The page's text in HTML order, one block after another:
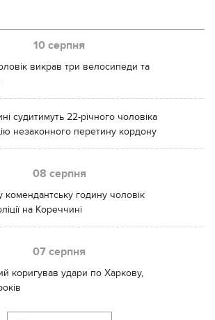
10 серпня
викрав три велосипеди та
судитимуть 22-річного чоловіка
незаконного перетину кордону
08 серпня
комендантську годину чоловік
на Кореччині
07 серпня
коригував удари по Харкову,